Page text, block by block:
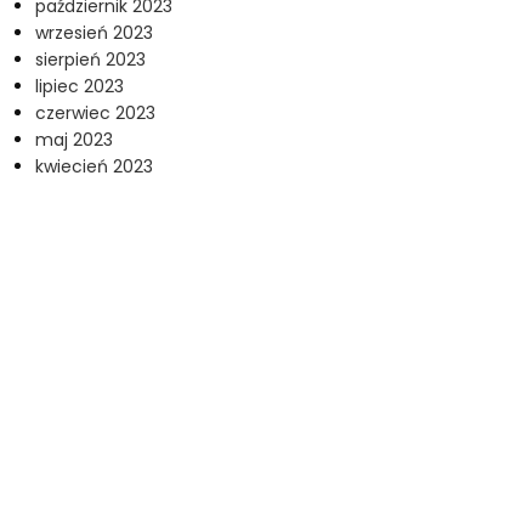
październik 2023
wrzesień 2023
sierpień 2023
lipiec 2023
czerwiec 2023
maj 2023
kwiecień 2023